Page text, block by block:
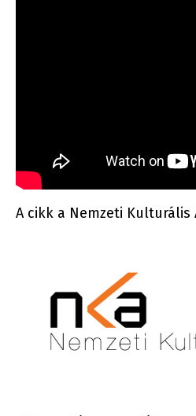
A cikk a Nemzeti